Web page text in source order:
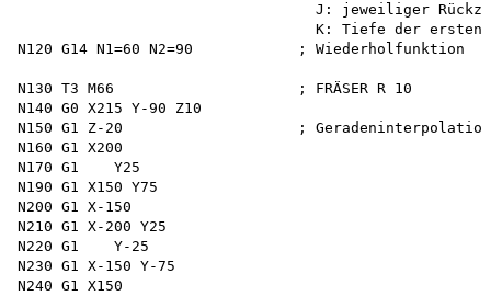
J: jeweiliger
K: Tiefe der ersten
N120 G14 N1=60 N2=90            ; Wiederholfunktion
N130 T3 M66                     ; FRÄSER R 10
N140 G0 X215 Y-90 Z10
N150 G1 Z-20                    ; Geradeninterpolation
N160 G1 X200
N170 G1    Y25
N190 G1 X150 Y75
N200 G1 X-150
N210 G1 X-200 Y25
N220 G1    Y-25
N230 G1 X-150 Y-75
N240 G1 X150